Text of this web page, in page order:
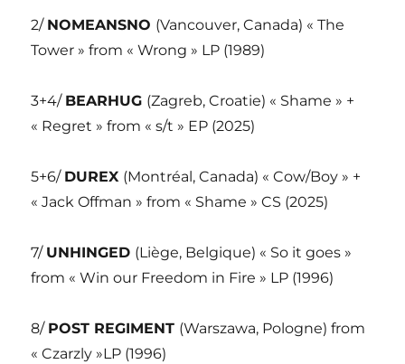
2/ NOMEANSNO (Vancouver, Canada) « The
Tower » from « Wrong » LP (1989)
3+4/ BEARHUG (Zagreb, Croatie) « Shame » +
« Regret » from « s/t » EP (2025)
5+6/ DUREX (Montréal, Canada) « Cow/Boy » +
« Jack Offman » from « Shame » CS (2025)
7/ UNHINGED (Liège, Belgique) « So it goes »
from « Win our Freedom in Fire » LP (1996)
8/ POST REGIMENT (Warszawa, Pologne) from
« Czarzly »LP (1996)